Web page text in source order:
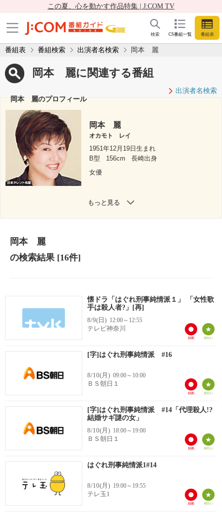
この夏、心を動かす作品特集 | J:COM TV
CS番組一覧 番組表
検索
番組表 番組検索 出演者名検索 岡本 麗
岡本 麗に関連する番組
出演者名検索
岡本 麗のプロフィール
岡本 麗
オカモト レイ
1951年12月19日生まれ
B型
156cm
長崎出身
女優
もっと見る
岡本 麗
の検索結果[16件]
懐ドラ「はぐれ刑事純情派１」 「女性歌
手は殺人者?」[再]
8/9(日) 12:00～12:55
テレビ神奈川
[字]はぐれ刑事純情派 #16
8/10(月) 09:00～10:00
ＢＳ朝日１
[字]はぐれ刑事純情派 #14「代理殺人!?
結婚サギ謎の女」
8/10(月) 18:00～19:00
ＢＳ朝日１
はぐれ刑事純情派1#14
8/10(月) 19:00～19:55
テレ玉1